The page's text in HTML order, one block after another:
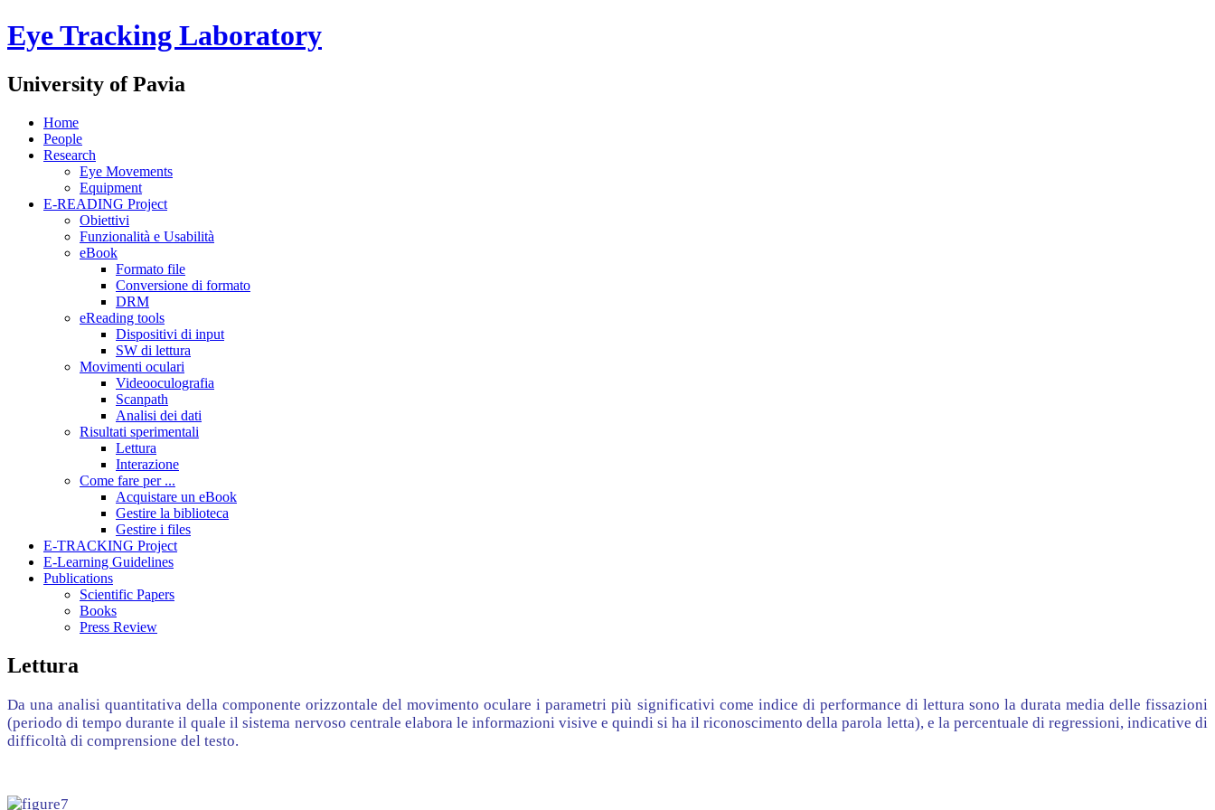
Eye Tracking Laboratory
University of Pavia
Home
People
Research
Eye Movements
Equipment
E-READING Project
Obiettivi
Funzionalità e Usabilità
eBook
Formato file
Conversione di formato
DRM
eReading tools
Dispositivi di input
SW di lettura
Movimenti oculari
Videooculografia
Scanpath
Analisi dei dati
Risultati sperimentali
Lettura
Interazione
Come fare per ...
Acquistare un eBook
Gestire la biblioteca
Gestire i files
E-TRACKING Project
E-Learning Guidelines
Publications
Scientific Papers
Books
Press Review
Lettura
Da una analisi quantitativa della componente orizzontale del movimento oculare i parametri più significativi come indice di performance di lettura sono la durata media delle fissazioni
(periodo di tempo durante il quale il sistema nervoso centrale elabora le informazioni visive e quindi si ha il riconoscimento della parola letta), e la percentuale di regressioni, indicative di
difficoltà di comprensione del testo.